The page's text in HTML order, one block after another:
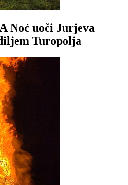
Noć uoči Jurjeva
Turopolja